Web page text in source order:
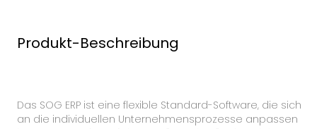
Produkt-Beschreibung
Das SOG ERP ist eine flexible Standard-Software, die sich
an die individuellen Unternehmensprozesse anpassen